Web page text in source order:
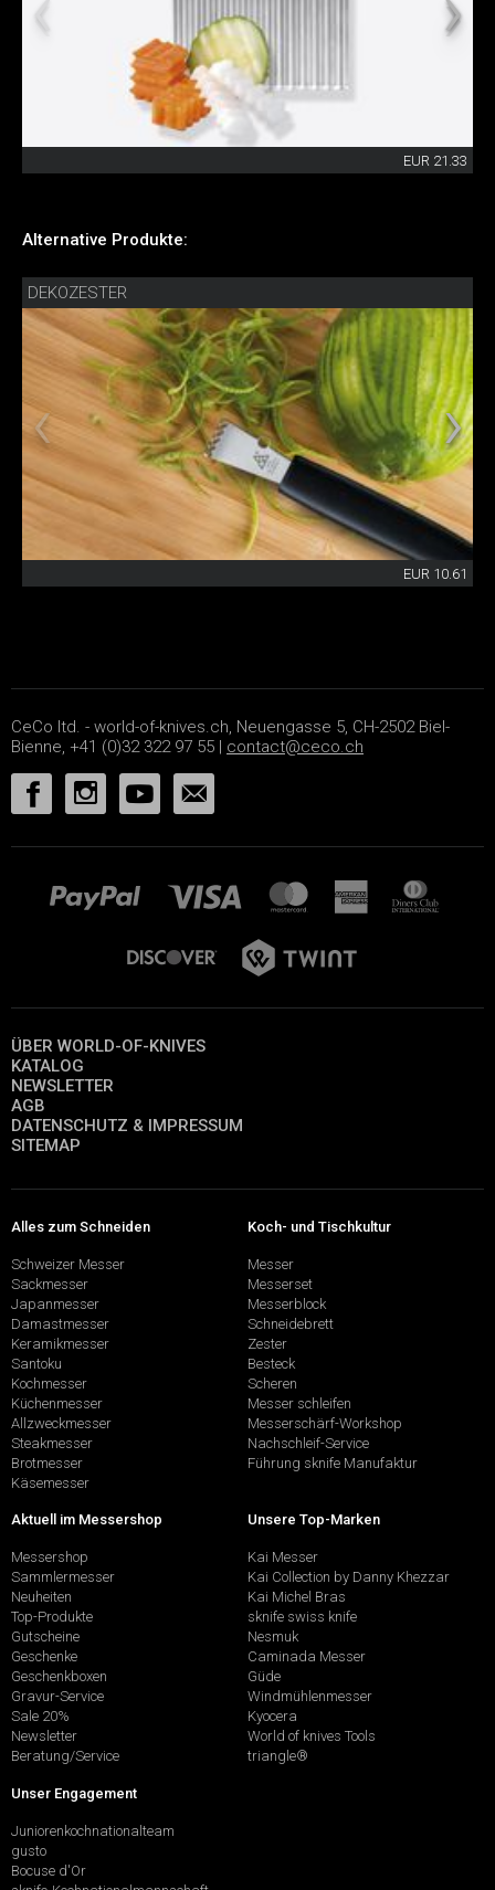
EUR 21.33
Alternative Produkte:
DEKOZESTER
EUR 10.61
CeCo ltd. - world-of-knives.ch, Neuengasse 5, CH-2502 Biel-
Bienne, +41 (0)32 322 97 55 | contact@ceco.ch
ÜBER WORLD-OF-KNIVES
KATALOG
NEWSLETTER
AGB
DATENSCHUTZ & IMPRESSUM
SITEMAP
Alles zum Schneiden
Schweizer Messer
Sackmesser
Japanmesser
Damastmesser
Keramikmesser
Santoku
Kochmesser
Küchenmesser
Allzweckmesser
Steakmesser
Brotmesser
Käsemesser
Koch- und Tischkultur
Messer
Messerset
Messerblock
Schneidebrett
Zester
Besteck
Scheren
Messer schleifen
Messerschärf-Workshop
Nachschleif-Service
Führung sknife Manufaktur
Aktuell im Messershop
Messershop
Sammlermesser
Neuheiten
Top-Produkte
Gutscheine
Geschenke
Geschenkboxen
Gravur-Service
Sale 20%
Newsletter
Beratung/Service
Unsere Top-Marken
Kai Messer
Kai Collection by Danny Khezzar
Kai Michel Bras
sknife swiss knife
Nesmuk
Caminada Messer
Güde
Windmühlenmesser
Kyocera
World of knives Tools
triangle®
Unser Engagement
Juniorenkochnationalteam
gusto
Bocuse d'Or